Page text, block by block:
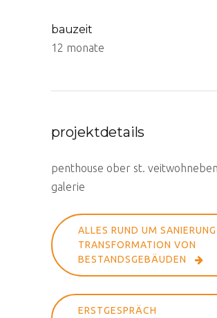
bauzeit
12 monate
projektdetails
penthouse ober st.
galerie
ALLES RUND UM
TRANSFORMATION VON
BESTANDSGEBÄUDEN
ERSTGESPRÄCH